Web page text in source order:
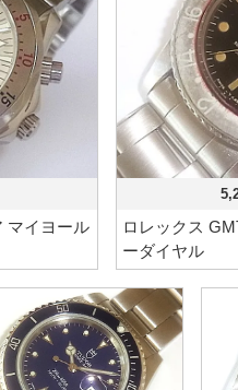
マイヨール
ロレックス
ーダイヤル